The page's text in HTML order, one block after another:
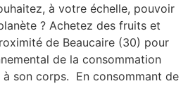
à votre échelle, pouvoir
? Achetez des fruits et
de Beaucaire (30) pour
de la consommation
son corps. En consommant de